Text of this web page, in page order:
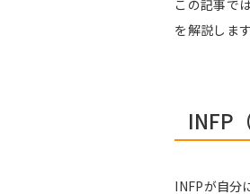
この記事で
を解説します
INFP
INFPが自分